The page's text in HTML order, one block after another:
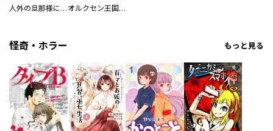
人外の旦那様に娶られ毎晩ナカまで愛される…。アンソロジー オルクセン王国史
怪奇・ホラー もっと見る